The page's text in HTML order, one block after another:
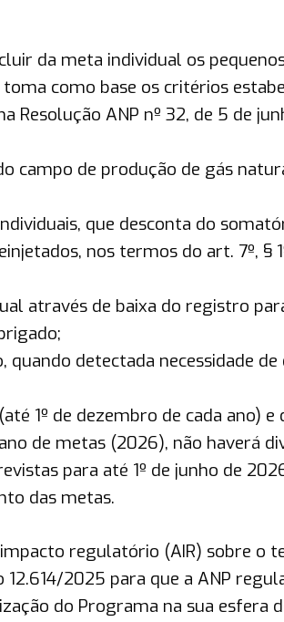
da meta individual os
como base os critérios
ANP nº 32, de 5 de
campo de produção de gás
que desconta do
nos termos do art. 7º, §
através de baixa do registro
quando detectada necessidade
1º de dezembro de cada ano) e
de metas (2026), não haverá
para até 1º de junho de
das metas.
regulatório (AIR) sobre o
2025 para que a ANP
do Programa na sua esfera